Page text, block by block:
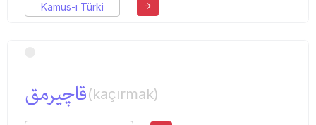
Kamus-ı Türki
قاچیرمق(kaçırmak)